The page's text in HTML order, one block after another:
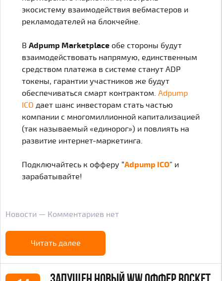
экосистему взаимодействия вебмастеров и
рекламодателей на блокчейне.
В Adpump Marketplaceобе стороны будут
взаимодействовать напрямую, единственным
средством платежа в системе станут ADP
токены, гарантии участников же будут
обеспечиваться смарт контрактом. Adpump
ICO дает шанс инвесторам стать частью
компании с многомиллионной капитализацией
(так называемый «единорог») и повлиять на
развитие интернет-маркетинга.
Подключайтесь к офферу “Adpump ICO” и
зарабатывайте!
Новости — Комментариев нет
Читать далее